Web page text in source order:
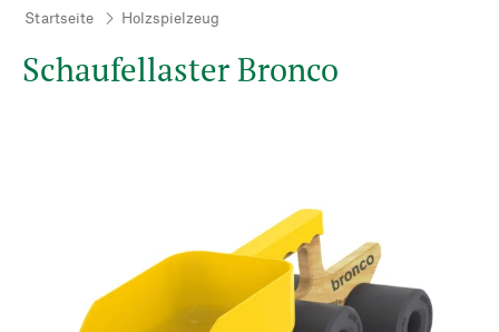
Startseite Holzspielzeug
Schaufellaster Bronco